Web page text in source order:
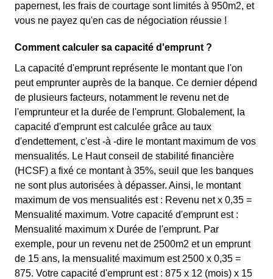
papernest, les frais de courtage sont limités à 950m2, et
vous ne payez qu'en cas de négociation réussie !
Comment calculer sa capacité d'emprunt ?
La capacité d'emprunt représente le montant que l'on
peut emprunter auprès de la banque. Ce dernier dépend
de plusieurs facteurs, notamment le revenu net de
l'emprunteur et la durée de l'emprunt. Globalement, la
capacité d'emprunt est calculée grâce au taux
d'endettement, c'est -à -dire le montant maximum de vos
mensualités. Le Haut conseil de stabilité financière
(HCSF) a fixé ce montant à 35%, seuil que les banques
ne sont plus autorisées à dépasser. Ainsi, le montant
maximum de vos mensualités est : Revenu net x 0,35 =
Mensualité maximum. Votre capacité d'emprunt est :
Mensualité maximum x Durée de l'emprunt. Par
exemple, pour un revenu net de 2500m2 et un emprunt
de 15 ans, la mensualité maximum est 2500 x 0,35 =
875. Votre capacité d'emprunt est : 875 x 12 (mois) x 15